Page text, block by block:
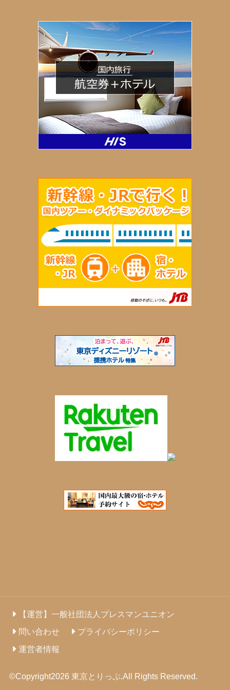
【運営】一般社団法人プレスマンユニオン
問い合わせ
プライバシーポリシー
運営者情報
©Copyright2026 東京とりっぷ.All Rights Reserved.